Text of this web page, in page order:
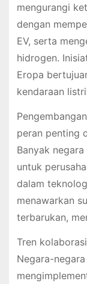
mengurangi
dengan
EV, serta
hidrogen.
Eropa
kendaraan
peran penting
Banyak
untuk
dalam
menawarkan
terbarukan,
Tren
Negara-